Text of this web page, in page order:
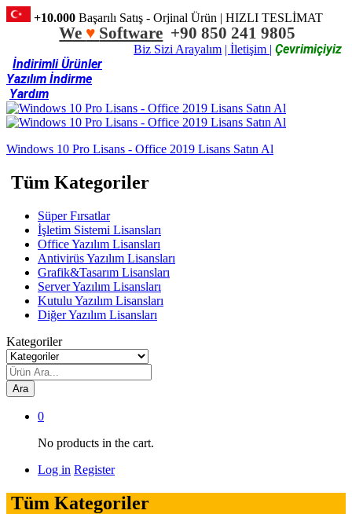
+10.000 Başarılı Satış - Orjinal Ürün | HIZLI TESLİMAT
We ♥ Software +90 850 241 9805
Biz Sizi Arayalım | İletişim | Çevrimiçiyiz
İndirimli Ürünler
Yazılım İndirme
Yardım
Windows 10 Pro Lisans - Office 2019 Lisans Satın Al
Tüm Kategoriler
Süper Fırsatlar
İşletim Sistemi Lisansları
Office Yazılım Lisansları
Antivirüs Yazılım Lisansları
Grafik&Tasarım Lisansları
Server Yazılım Lisansları
Kutulu Yazılım Lisansları
Diğer Yazılım Lisansları
Kategoriler
Ara
0
No products in the cart.
Log in Register
Tüm Kategoriler